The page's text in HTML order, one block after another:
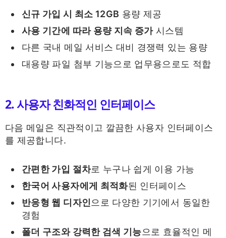
신규 가입 시 최소 12GB 용량 제공
사용 기간에 따라 용량 지속 증가시스템
다른 국내 메일 서비스 대비 경쟁력 있는 용량
대용량 파일 첨부 기능으로 업무용으로도 적합
2. 사용자 친화적인 인터페이스
다음 메일은 직관적이고 깔끔한 사용자 인터페이스
를 제공합니다.
간편한 가입 절차로 누구나 쉽게 이용 가능
한국어 사용자에게 최적화된 인터페이스
반응형 웹 디자인으로 다양한 기기에서 동일한
경험
폴더 구조와 강력한 검색 기능으로 효율적인 메